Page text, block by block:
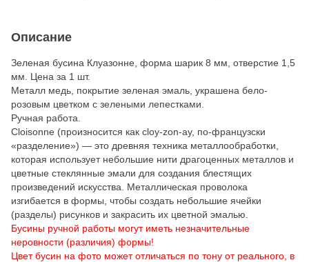
Описание
Зеленая бусина Клуазонне, форма шарик 8 мм, отверстие 1,5
мм. Цена за 1 шт.
Металл медь, покрытие зеленая эмаль, украшена бело-
розовым цветком с зелеными лепестками.
Ручная работа.
Cloisonne (произносится как cloy-zon-ay, по-французски
«разделение») — это древняя техника металлообработки,
которая использует небольшие нити драгоценных металлов и
цветные стеклянные эмали для создания блестящих
произведений искусства. Металлическая проволока
изгибается в формы, чтобы создать небольшие ячейки
(разделы) рисунков и закрасить их цветной эмалью.
Бусины ручной работы могут иметь незначительные
неровности (различия) формы!
Цвет бусин на фото может отличаться по тону от реального, в